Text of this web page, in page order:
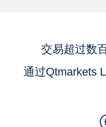
交易超过数
通过Qtmarkets